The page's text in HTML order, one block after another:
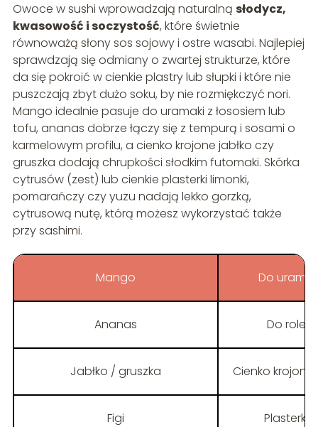
Owoce w sushi wprowadzają naturalną słodycz,
kwasowość i soczystość, które świetnie
równoważą słony sos sojowy i ostre wasabi. Najlepiej
sprawdzają się odmiany o zwartej strukturze, które
da się pokroić w cienkie plastry lub słupki i które nie
puszczają zbyt dużo soku, by nie rozmiękczyć nori.
Mango idealnie pasuje do uramaki z łososiem lub
tofu, ananas dobrze łączy się z tempurą i sosami o
karmelowym profilu, a cienko krojone jabłko czy
gruszka dodają chrupkości słodkim futomaki. Skórka
cytrusów (zest) lub cienkie plasterki limonki,
pomarańczy czy yuzu nadają lekko gorzką,
cytrusową nutę, którą możesz wykorzystać także
przy sashimi.
Mango Do
Ananas Do rolek
Jabłko / gruszka Cienko
Figi Plasterki